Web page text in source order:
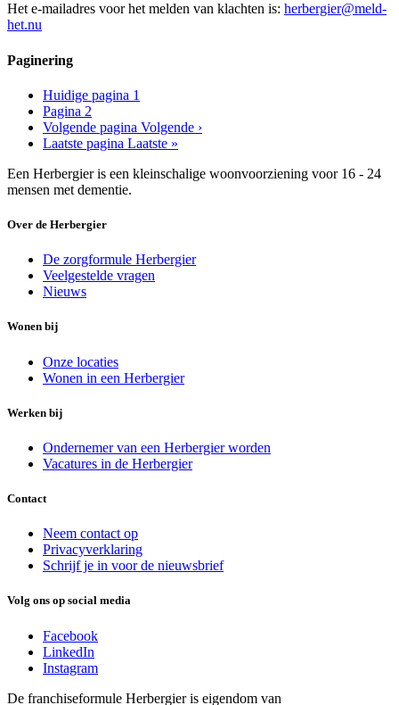
Het e-mailadres voor het melden van klachten is: herbergier@meld-
het.nu
Paginering
Huidige pagina 1
Pagina 2
Volgende pagina Volgende ›
Laatste pagina Laatste »
Een Herbergier is een kleinschalige woonvoorziening voor 16 - 24
mensen met dementie.
Over de Herbergier
De zorgformule Herbergier
Veelgestelde vragen
Nieuws
Wonen bij
Onze locaties
Wonen in een Herbergier
Werken bij
Ondernemer van een Herbergier worden
Vacatures in de Herbergier
Contact
Neem contact op
Privacyverklaring
Schrijf je in voor de nieuwsbrief
Volg ons op social media
Facebook
LinkedIn
Instagram
De franchiseformule Herbergier is eigendom van